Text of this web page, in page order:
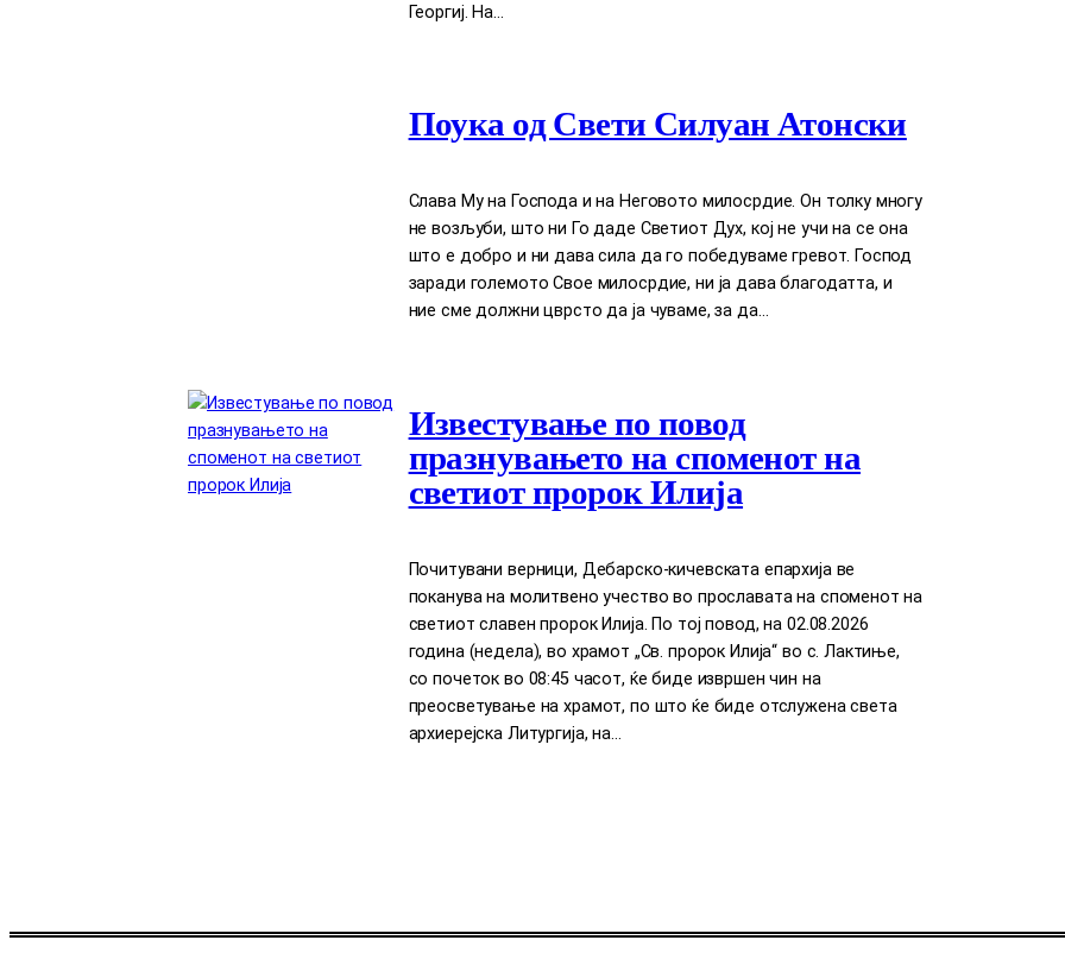
Георгиј. На…
Поука од Свети Силуан Атонски
Слава Му на Господа и на Неговото милосрдие. Он толку многу
нe возљуби, што ни Го даде Светиот Дух, кој нe учи на сe она
што е добро и ни дава сила да го победуваме гревот. Господ
заради големото Свое милосрдие, ни ја дава благодатта, и
ние сме должни цврсто да ја чуваме, за да…
Известување по повод
празнувањето на споменот на
светиот пророк Илија
Почитувани верници, Дебарско-кичевската епархија ве
поканува на молитвено учество во прославата на споменот на
светиот славен пророк Илија. По тој повод, на 02.08.2026
година (недела), во храмот „Св. пророк Илија“ во с. Лактиње,
со почеток во 08:45 часот, ќе биде извршен чин на
преосветување на храмот, по што ќе биде отслужена света
архиерејска Литургија, на…